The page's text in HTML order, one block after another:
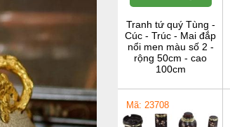
Tranh tứ quý Tùng -
Cúc - Trúc - Mai đắp
nổi men màu số 2 -
rộng 50cm - cao
100cm
Mã: 23708